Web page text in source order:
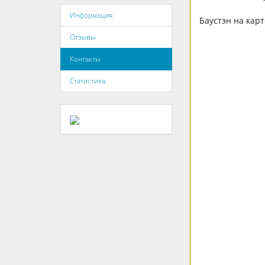
Информация
Отзывы
Контакты
Статистика
Баустэн на